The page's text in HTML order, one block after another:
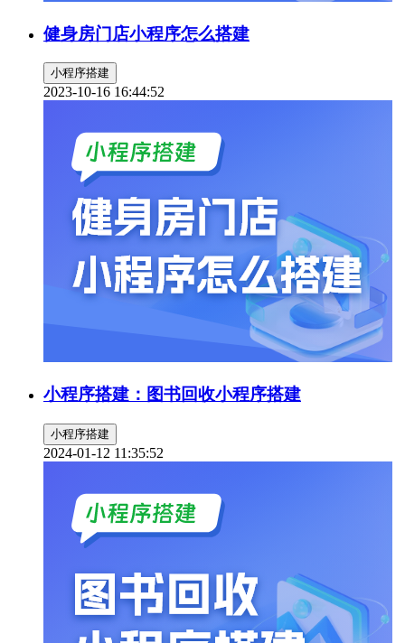
健身房门店小程序怎么搭建
小程序搭建
2023-10-16 16:44:52
小程序搭建：图书回收小程序搭建
小程序搭建
2024-01-12 11:35:52